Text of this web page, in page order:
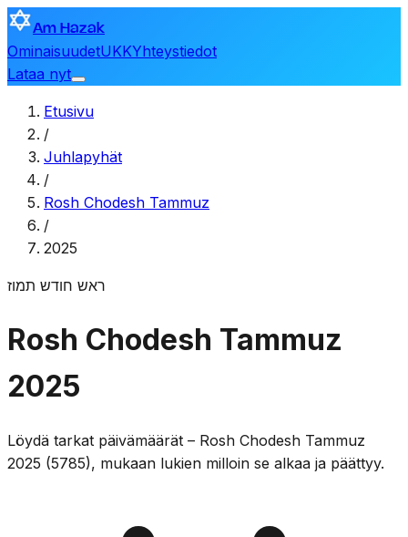
Am Hazak
OminaisuudetUKKYhteystiedot
Lataa nyt
Etusivu
/
Juhlapyhät
/
Rosh Chodesh Tammuz
/
2025
ראש חודש תמוז
Rosh Chodesh Tammuz
2025
Löydä tarkat päivämäärät – Rosh Chodesh Tammuz
2025 (5785), mukaan lukien milloin se alkaa ja päättyy.